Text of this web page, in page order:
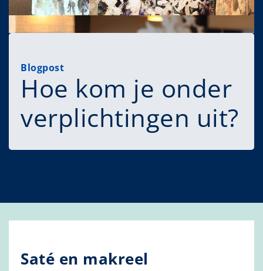
Blogpost
Hoe kom je onder
verplichtingen uit?
Saté en makreel